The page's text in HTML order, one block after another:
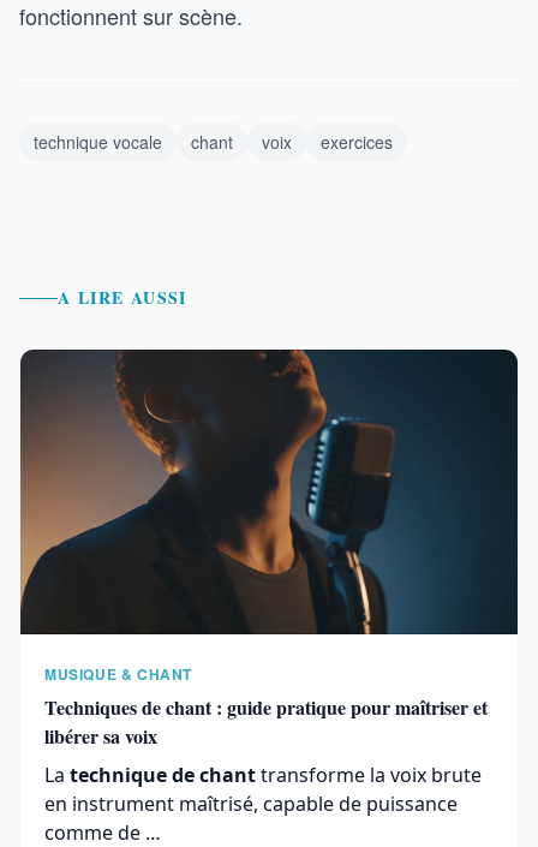
fonctionnent sur scène.
technique vocale chant voix exercices
A LIRE AUSSI
MUSIQUE & CHANT
Techniques de chant : guide pratique pour maîtriser et
libérer sa voix
La technique de chanttransforme la voix brute
en instrument maîtrisé, capable de puissance
comme de …